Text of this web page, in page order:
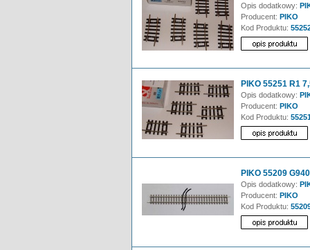
Opis dodatkowy:
Producent: PIKO
Kod Produktu:
PIKO 55251 R1
Opis dodatkowy:
Producent: PIKO
Kod Produktu:
PIKO 55209
Opis dodatkowy:
Producent: PIKO
Kod Produktu: